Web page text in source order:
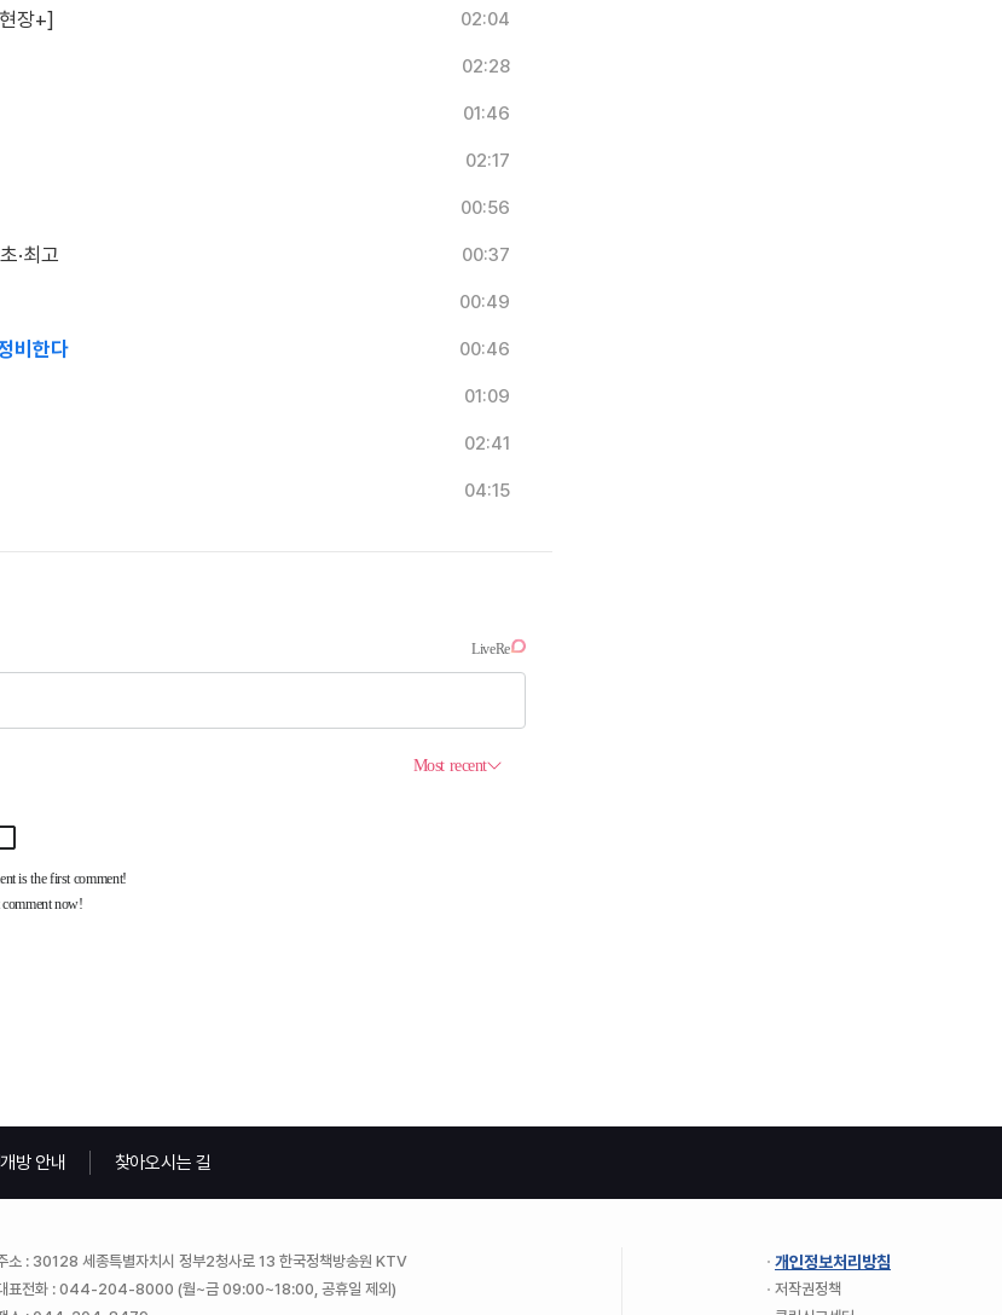
장+] 02:04
02:28
01:46
02:17
00:56
·최고 00:37
00:49
비한다 00:46
01:09
02:41
04:15
방 안내 찾아오시는 길
소 : 30128 세종특별자치시 정부2청사로 13 한국정책방송원 KTV
표전화 : 044-204-8000 (월~금 09:00~18:00, 공휴일 제외)
개인정보처리방침
저작권정책